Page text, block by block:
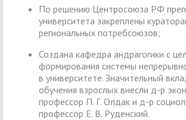
По решению Центросоюза РФ
университета закреплены
региональных потребсоюзов;
Создана кафедра андрагогики с
формирования системы
в университете. Значительный
обучения взрослых внесли д-р
профессор П. Г. Олдак и д-р социол.
профессор Е. В. Руденский.